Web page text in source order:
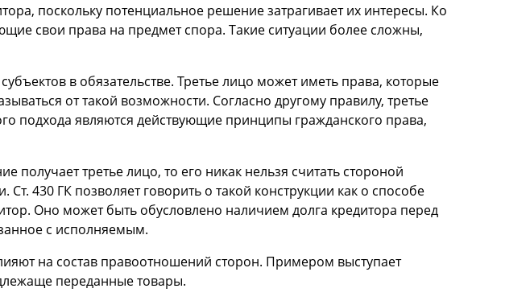
поскольку потенциальное решение затрагивает их интересы. Ко
свои права на предмет спора. Такие ситуации более сложны,
в обязательстве. Третье лицо может иметь права, которые
от такой возможности. Согласно другому правилу, третье
подхода являются действующие принципы гражданского права,
получает третье лицо, то его никак нельзя считать стороной
Ст. 430 ГК позволяет говорить о такой конструкции как о способе
Оно может быть обусловлено наличием долга кредитора перед
с исполняемым.
на состав правоотношений сторон. Примером выступает
переданные товары.